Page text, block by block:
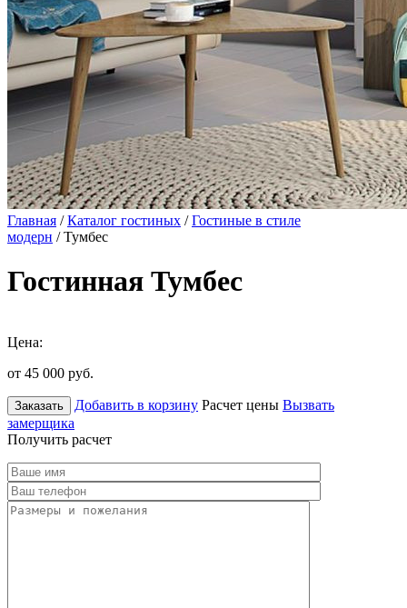
Главная /Каталог гостиных /Гостиные в стиле
модерн / Тумбес
Гостинная Тумбес
Цена:
от 45 000 руб.
Заказать Добавить в корзину Расчет цены Вызвать
замерщика
Получить расчет